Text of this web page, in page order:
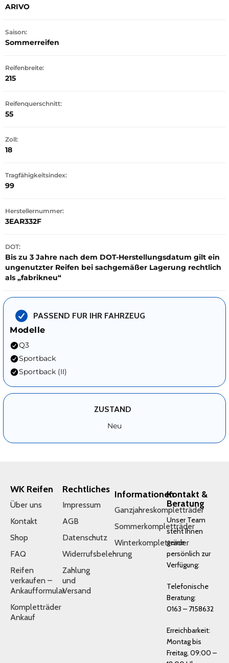
ARIVO
Saison:
Sommerreifen
Reifenbreite:
215
Reifenquerschnitt:
55
Zoll:
18
Tragfähigkeitsindex:
99
Herstellernummer:
3EAR332F
DOT:
Bis zu 3 Jahre nach dem DOT-Herstellungsdatum gilt ein
ungenutzter Reifen bei sachgemäßer Lagerung rechtlich
als „fabrikneu“
PASSEND FUR IHR FAHRZEUG
Modelle
Q3
Sportback
Sportback (II)
ZUSTAND
Neu
WK Reifen
Über uns
Kontakt
Shop
FAQ
Reifen
verkaufen –
Ankaufformular
Kompletträder
Ankauf
Rechtliches
Impressum
AGB
Datenschutz
Widerrufsbelehrung
Zahlung
und
Versand
Informationen
Ganzjahreskompletträder
Sommerkompletträder
Winterkompletträder
Kontakt &
Beratung
Unser Team
steht Ihnen
gerne
persönlich zur
Verfügung:
Telefonische
Beratung:
0163 – 7158632
Erreichbarkeit:
Montag bis
Freitag, 09:00 –